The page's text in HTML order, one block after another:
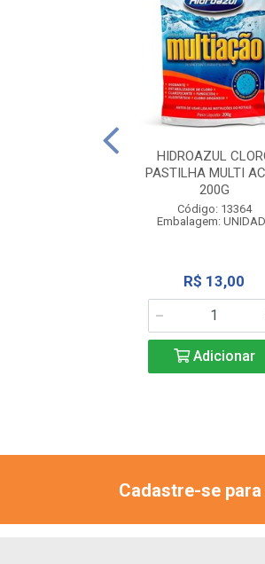
BARRILHA 2KG
HIDROAZUL
PASTILHA MULTI
200G
Código: 13364
Embalagem:
R$ 13,00
Adicionar
Cadastre-se